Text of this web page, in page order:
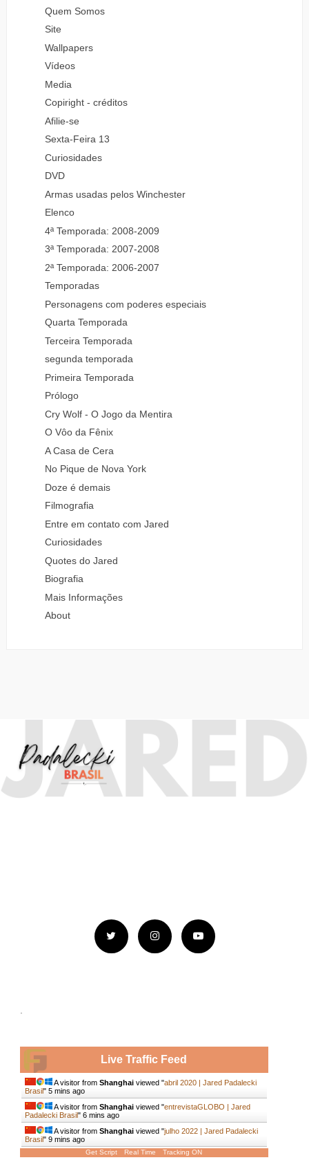
Quem Somos
Site
Wallpapers
Vídeos
Media
Copiright - créditos
Afilie-se
Sexta-Feira 13
Curiosidades
DVD
Armas usadas pelos Winchester
Elenco
4ª Temporada: 2008-2009
3ª Temporada: 2007-2008
2ª Temporada: 2006-2007
Temporadas
Personagens com poderes especiais
Quarta Temporada
Terceira Temporada
segunda temporada
Primeira Temporada
Prólogo
Cry Wolf - O Jogo da Mentira
O Vôo da Fênix
A Casa de Cera
No Pique de Nova York
Doze é demais
Filmografia
Entre em contato com Jared
Curiosidades
Quotes do Jared
Biografia
Mais Informações
About
.
Live Traffic Feed
A visitor from Shanghaiviewed "abril 2020 | Jared Padalecki
Brasil" 5 mins ago
A visitor from Shanghaiviewed "entrevistaGLOBO | Jared
Padalecki Brasil" 6 mins ago
A visitor from Shanghaiviewed "julho 2022 | Jared Padalecki
Brasil" 9 mins ago
Get Script Real Time Tracking ON